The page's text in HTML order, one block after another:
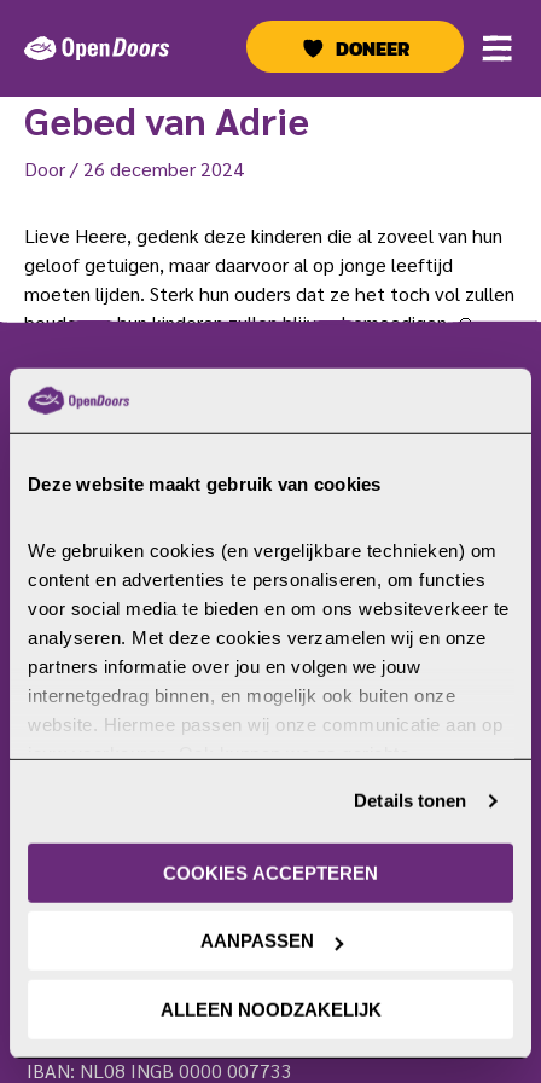
Deze website maakt gebruik van cookies
We gebruiken cookies (en vergelijkbare technieken) om
content en advertenties te personaliseren, om functies
voor social media te bieden en om ons websiteverkeer te
analyseren. Met deze cookies verzamelen wij en onze
partners informatie over jou en volgen we jouw
internetgedrag binnen, en mogelijk ook buiten onze
website. Hiermee passen wij onze communicatie aan op
jouw voorkeuren. Ook kunnen we zo gerichte
internetgedrag. Je kunt je toestemming ook altijd wijzigen
of intrekken. Meer uitleg vind je in onze
privacyverklaring.
Details tonen
COOKIES ACCEPTEREN
AANPASSEN
ALLEEN NOODZAKELIJK
naar
inhoud
DONEER
Gebed van Adrie
Door/ 26 december 2024
Lieve Heere, gedenk deze kinderen die al zoveel van hun
geloof getuigen, maar daarvoor al op jonge leeftijd
moeten lijden. Sterk hun ouders dat ze het toch vol zullen
houden en hun kinderen zullen blijven bemoedigen. 🙏
menu
Christenvervolging
Wat doet Open Doors?
Frontlinie
Bezoekerscentrum
Actieplatform
Webshop
Contact
Pers
OPEN DOORS
info@opendoors.nl
IBAN: NL08 INGB 0000 007733